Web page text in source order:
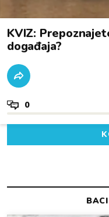
KVIZ:
događaja?
0